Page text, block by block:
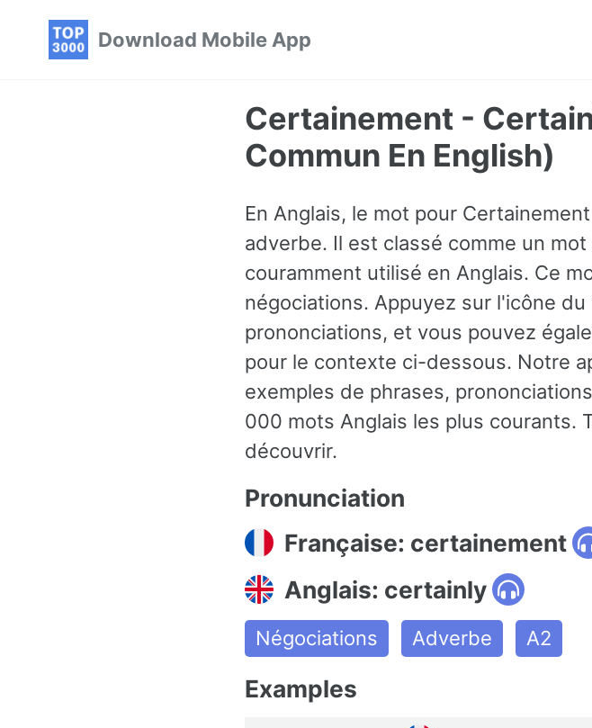
Download Mobile App
Certainement -
Commun En English)
En Anglais, le mot pour
adverbe. Il est classé comme un
couramment utilisé en Anglais. Ce
négociations. Appuyez sur l'icône
prononciations, et vous pouvez
pour le contexte ci-dessous. Notre
exemples de phrases,
000 mots Anglais les plus courants.
découvrir.
Pronunciation
Française: certainement
Anglais: certainly
Négociations Adverbe A2
Examples